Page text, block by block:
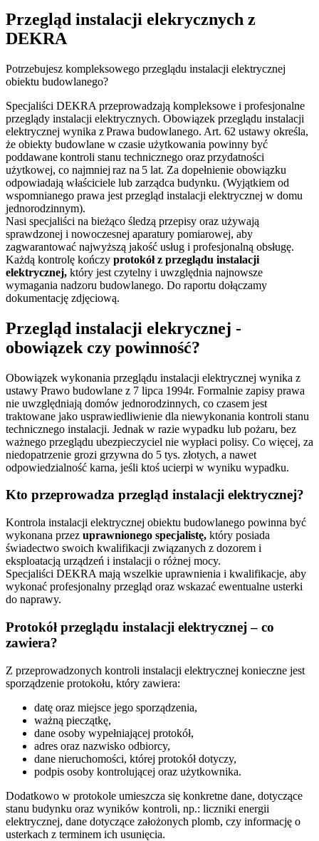
Przegląd instalacji elekrycznych z
DEKRA
Potrzebujesz kompleksowego przeglądu instalacji elektrycznej
obiektu budowlanego?
Specjaliści DEKRA przeprowadzają kompleksowe i profesjonalne
przeglądy instalacji elektrycznych. Obowiązek przeglądu instalacji
elektrycznej wynika z Prawa budowlanego. Art. 62 ustawy określa,
że obiekty budowlane w czasie użytkowania powinny być
poddawane kontroli stanu technicznego oraz przydatności
użytkowej, co najmniej raz na 5 lat. Za dopełnienie obowiązku
odpowiadają właściciele lub zarządca budynku. (Wyjątkiem od
wspomnianego prawa jest przegląd instalacji elektrycznej w domu
jednorodzinnym).
Nasi specjaliści na bieżąco śledzą przepisy oraz używają
sprawdzonej i nowoczesnej aparatury pomiarowej, aby
zagwarantować najwyższą jakość usług i profesjonalną obsługę.
Każdą kontrolę kończy protokół z przeglądu instalacji
elektrycznej, który jest czytelny i uwzględnia najnowsze
wymagania nadzoru budowlanego. Do raportu dołączamy
dokumentację zdjęciową.
Przegląd instalacji elekrycznej -
obowiązek czy powinność?
Obowiązek wykonania przeglądu instalacji elektrycznej wynika z
ustawy Prawo budowlane z 7 lipca 1994r. Formalnie zapisy prawa
nie uwzględniają domów jednorodzinnych, co czasem jest
traktowane jako usprawiedliwienie dla niewykonania kontroli stanu
technicznego instalacji. Jednak w razie wypadku lub pożaru, bez
ważnego przeglądu ubezpieczyciel nie wypłaci polisy. Co więcej, za
niedopatrzenie grozi grzywna do 5 tys. złotych, a nawet
odpowiedzialność karna, jeśli ktoś ucierpi w wyniku wypadku.
Kto przeprowadza przegląd instalacji elektrycznej?
Kontrola instalacji elektrycznej obiektu budowlanego powinna być
wykonana przez uprawnionego specjalistę, który posiada
świadectwo swoich kwalifikacji związanych z dozorem i
eksploatacją urządzeń i instalacji o różnej mocy.
Specjaliści DEKRA mają wszelkie uprawnienia i kwalifikacje, aby
wykonać profesjonalny przegląd oraz wskazać ewentualne usterki
do naprawy.
Protokół przeglądu instalacji elektrycznej – co
zawiera?
Z przeprowadzonych kontroli instalacji elektrycznej konieczne jest
sporządzenie protokołu, który zawiera:
datę oraz miejsce jego sporządzenia,
ważną pieczątkę,
dane osoby wypełniającej protokół,
adres oraz nazwisko odbiorcy,
dane nieruchomości, której protokół dotyczy,
podpis osoby kontrolującej oraz użytkownika.
Dodatkowo w protokole umieszcza się konkretne dane, dotyczące
stanu budynku oraz wyników kontroli, np.: liczniki energii
elektrycznej, dane dotyczące założonych plomb, czy informację o
usterkach z terminem ich usunięcia.